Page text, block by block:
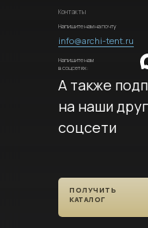
Контакты
Напишите нам на почту
info@archi-tent.ru
Напишите нам
в соцсетях:
А также
на наши
соцсети
ПОЛУЧИТЬ
КАТАЛОГ